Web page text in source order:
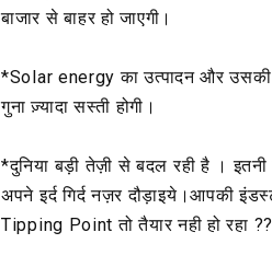
बाजार से बाहर हो जाएगी।
*Solar energy का उत्पादन और
गुना ज़्यादा सस्ती होगी।
*दुनिया बड़ी तेज़ी से बदल रही है ।
अपने इर्द गिर्द नज़र दौड़ाइये।आपकी
Tipping Point तो तैयार नही हो रहा